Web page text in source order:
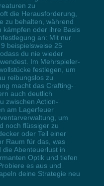
zu
die Herausforderung,
zu behalten, während
kämpfen oder ihre Basis
an: Mit nur
beispielsweise 25
du nie wieder
Im Mehrspieler-
festlegen, um
reibungslos zu
macht das Crafting-
auch deutlich
zwischen Action-
am Lagerfeuer
um
noch flüssiger zu
oder Teil einer
Raum für das, was
Abenteuerlust in
Optik und tiefen
es aus und
deine Strategie neu